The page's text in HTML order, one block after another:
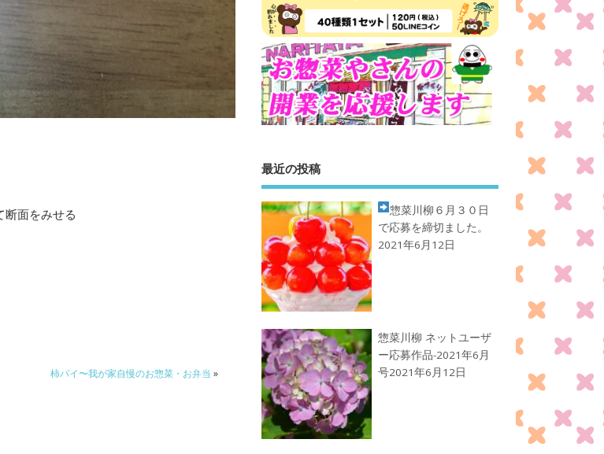
断面をみせる
柿パイ〜我が家自慢のお惣菜・お弁当 »
最近の投稿
惣菜川柳 ６月３０日
で応募を締切ました。
2021年6月12日
惣菜川柳 ネットユーザ
ー応募作品-2021年6月
号2021年6月12日